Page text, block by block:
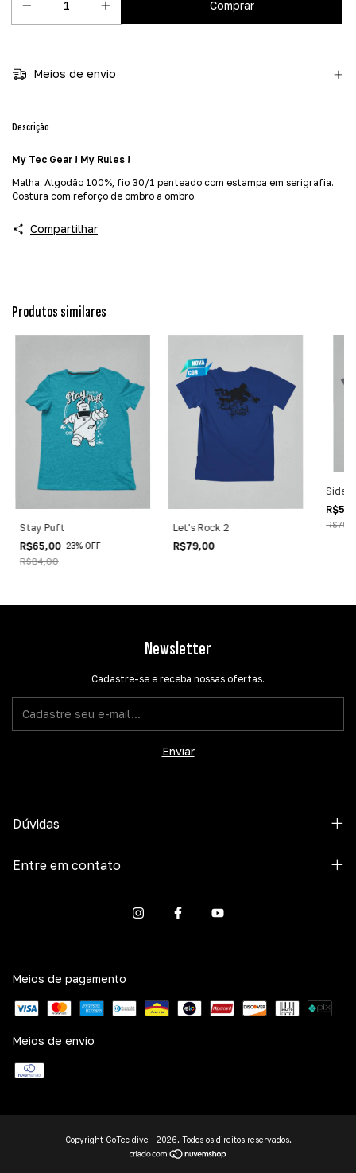
Meios de envio
Descrição
My Tec Gear ! My Rules !
Malha: Algodão 100%, fio 30/1 penteado com estampa em serigrafia.
Costura com reforço de ombro a ombro.
Compartilhar
Produtos similares
Stay Puft
R$65,00-23% OFF
R$84,00
Let's Rock 2
R$79,00
Newsletter
Cadastre-se e receba nossas ofertas.
Dúvidas
Entre em contato
Meios de pagamento
Meios de envio
Copyright GoTec dive - 2026. Todos os direitos reservados.